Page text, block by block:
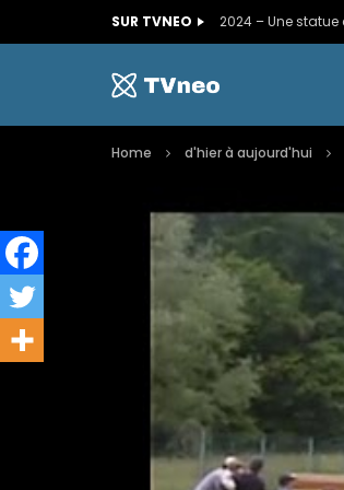
SUR TVNEO
Home d'hier à aujourd'hui